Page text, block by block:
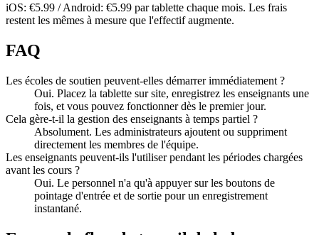
iOS: €5.99 / Android: €5.99 par tablette chaque mois. Les frais
restent les mêmes à mesure que l'effectif augmente.
FAQ
Les écoles de soutien peuvent-elles démarrer immédiatement ?
Oui. Placez la tablette sur site, enregistrez les enseignants une
fois, et vous pouvez fonctionner dès le premier jour.
Cela gère-t-il la gestion des enseignants à temps partiel ?
Absolument. Les administrateurs ajoutent ou suppriment
directement les membres de l'équipe.
Les enseignants peuvent-ils l'utiliser pendant les périodes chargées
avant les cours ?
Oui. Le personnel n'a qu'à appuyer sur les boutons de
pointage d'entrée et de sortie pour un enregistrement
instantané.